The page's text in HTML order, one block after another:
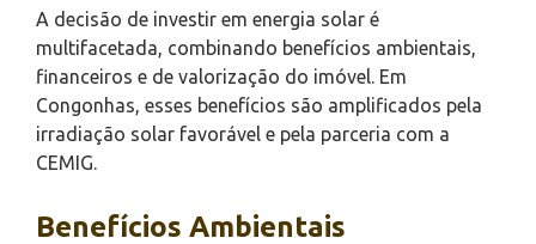
A decisão de investir em energia solar é
multifacetada, combinando benefícios ambientais,
financeiros e de valorização do imóvel. Em
Congonhas, esses benefícios são amplificados pela
irradiação solar favorável e pela parceria com a
CEMIG.
Benefícios Ambientais